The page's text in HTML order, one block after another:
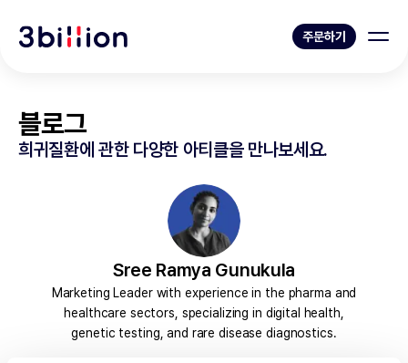
주문하기
블로그
희귀질환에 관한 다양한 아티클을 만나보세요.
Sree Ramya Gunukula
Marketing Leader with experience in the pharma and
healthcare sectors, specializing in digital health,
genetic testing, and rare disease diagnostics.